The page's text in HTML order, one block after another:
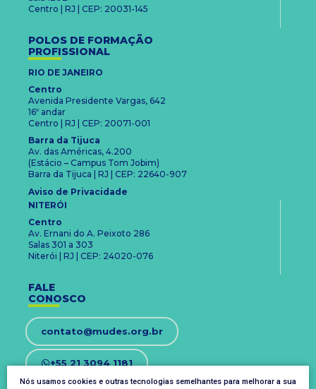
Centro | RJ | CEP: 20031-145
POLOS DE FORMAÇÃO
PROFISSIONAL
RIO DE JANEIRO
Centro
Avenida Presidente Vargas, 642
16º andar
Centro | RJ | CEP: 20071-001
Barra da Tijuca
Av. das Américas, 4.200
(Estácio – Campus Tom Jobim)
Barra da Tijuca | RJ | CEP: 22640-907
Aviso de Privacidade
NITERÓI
Centro
Av. Ernani do A. Peixoto 286
Salas 301 a 303
Niterói | RJ | CEP: 24020-076
FALE
CONOSCO
contato@mudes.org.br
+55 21 3094 1181
Nós usamos cookies e outras tecnologias semelhantes para melhorar a sua